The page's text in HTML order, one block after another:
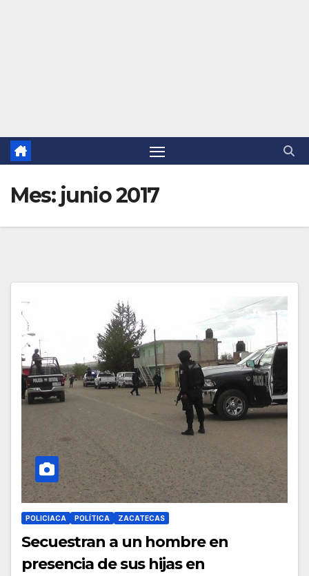
Mes: junio 2017
POLICIACA POLÍTICA ZACATECAS
Secuestran a un hombre en
presencia de sus hijas en